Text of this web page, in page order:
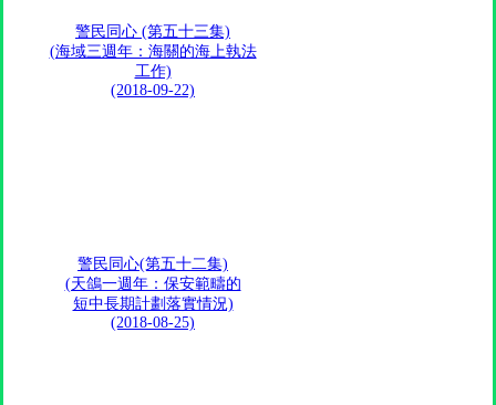
警民同心 (第五十三集)
(海域三週年：海關的海上執法
工作)
(2018-09-22)
警民同心(第五十二集)
(天鴿一週年：保安範疇的
短中長期計劃落實情況)
(2018-08-25)